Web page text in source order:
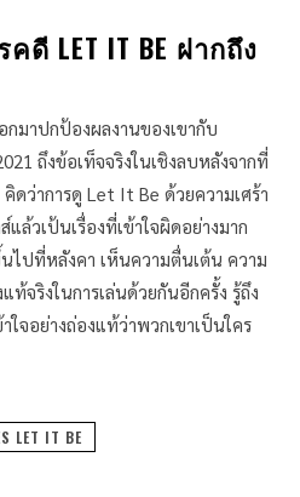
ดี LET IT BE ฝากถึง
กมาปกป้องผลงานของเขากับ
ถึงข้อเท็จจริงในเชิงลบหลังจากที่
ดว่าการดู Let It Be ด้วยความเศร้า
แล้วเป้นเรื่องที่เข้าใจผิดอย่างมาก
ไปที่หลังคา เห็นความตื่นเต้น ความ
จริงในการเล่นด้วยกันอีกครั้ง รู้ถึง
ใจอย่างถ่องแท้ว่าพวกเขาเป็นใคร
LET IT BE